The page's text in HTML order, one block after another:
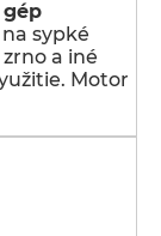
sypké
a iné
Motor